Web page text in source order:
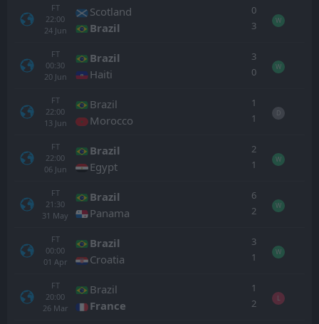
FT
22:00
24 Jun
Scotland
Brazil
0
3
W
FT
00:30
20 Jun
Brazil
Haiti
3
0
W
FT
22:00
13 Jun
Brazil
Morocco
1
1
D
FT
22:00
06 Jun
Brazil
Egypt
2
1
W
FT
21:30
31 May
Brazil
Panama
6
2
W
FT
00:00
01 Apr
Brazil
Croatia
3
1
W
FT
20:00
26 Mar
Brazil
France
1
2
L